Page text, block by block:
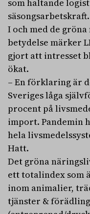
som haltande
säsongsarbetskraft.
I och med de
betydelse märker
gjort att intresset
ökat.
– En förklaring är
Sveriges låga
procent på
import. Pandemin
hela
Hatt.
Det gröna
ett totalindex som
inom animalier,
tjänster & förädling